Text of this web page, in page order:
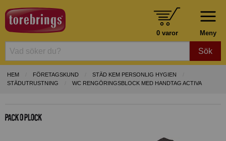
Meny
0 varor
Sök
HEM FÖRETAGSKUND
STÄD KEM PERSONLIG HYGIEN
STÄDUTRUSTNING
WC RENGÖRINGSBLOCK MED HANDTAG ACTIVA